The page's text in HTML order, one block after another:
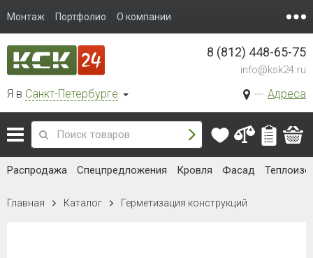
Монтаж Портфолио О компании
Я в Санкт-Петербурге Адреса
8 (812) 448-65-75
info@ksk24.ru
Распродажа Спецпредложения Кровля Фасад
Главная Каталог Герметизация конструкций